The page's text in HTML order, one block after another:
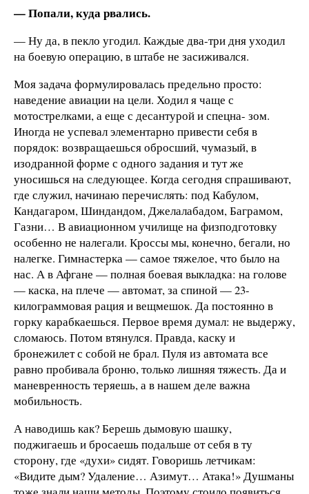
— Попали, куда рвались.
— Ну да, в пекло угодил. Каждые два-три дня уходил
на боевую операцию, в штабе не засиживался.
Моя задача формулировалась предельно просто:
наведение авиации на цели. Ходил я чаще с
мотострелками, а еще с десантурой и спецна- зом.
Иногда не успевал элементарно привести себя в
порядок: возвращаешься обросший, чумазый, в
изодранной форме с одного задания и тут же
уносишься на следующее. Когда сегодня спрашивают,
где служил, начинаю перечислять: под Кабулом,
Кандагаром, Шиндандом, Джелалабадом, Баграмом,
Газни… В авиационном училище на физподготовку
особенно не налегали. Кроссы мы, конечно, бегали, но
налегке. Гимнастерка — самое тяжелое, что было на
нас. А в Афгане — полная боевая выкладка: на голове
— каска, на плече — автомат, за спиной — 23-
килограммовая рация и вещмешок. Да постоянно в
горку карабкаешься. Первое время думал: не выдержу,
сломаюсь. Потом втянулся. Правда, каску и
бронежилет с собой не брал. Пуля из автомата все
равно пробивала броню, только лишняя тяжесть. Да и
маневренность теряешь, а в нашем деле важна
мобильность.
А наводишь как? Берешь дымовую шашку,
поджигаешь и бросаешь подальше от себя в ту
сторону, где «духи» сидят. Говоришь летчикам:
«Видите дым? Удаление… Азимут… Атака!» Душманы